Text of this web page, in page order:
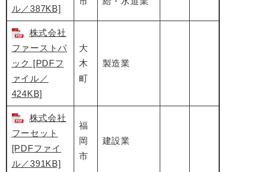
ル／387KB]
株式会社
ファーストパ
ック [PDFフ
ァイル／
424KB]
大
木
町
製造業
株式会社
フーセット
[PDFファイ
ル／391KB]
福
岡
市
建設業